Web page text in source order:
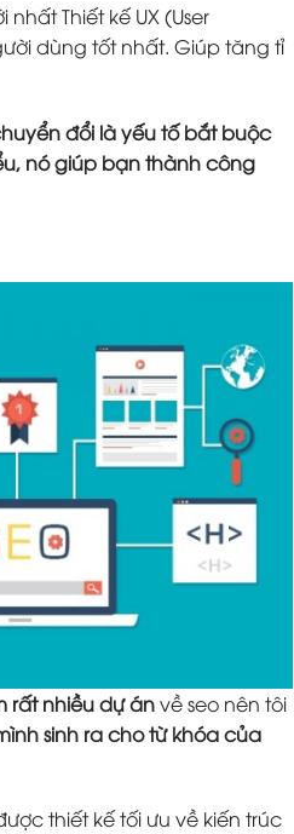
Thiết kế UX (User
dùng tốt nhất. Giúp tăng tỉ
đổi là yếu tố bắt buộc
nó giúp bạn thành công
rất nhiều dự ánvề seo nên tôi
sinh ra cho từ khóa của
thiết kế tối ưu về kiến trúc